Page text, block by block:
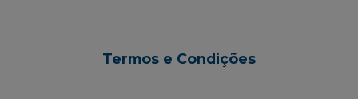
Termos e Condições